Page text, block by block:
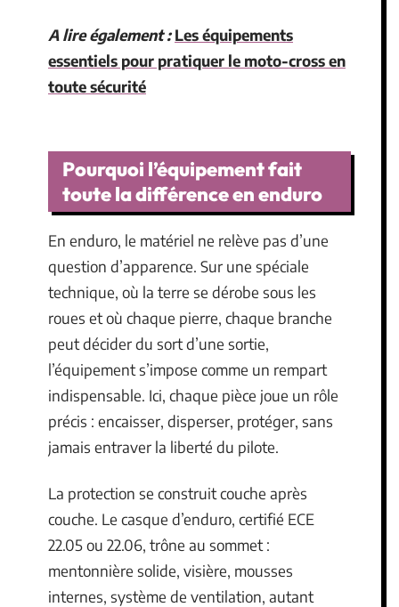
A lire également : Les équipements
essentiels pour pratiquer le moto-cross en
toute sécurité
Pourquoi l’équipement fait
toute la différence en enduro
En enduro, le matériel ne relève pas d’une
question d’apparence. Sur une spéciale
technique, où la terre se dérobe sous les
roues et où chaque pierre, chaque branche
peut décider du sort d’une sortie,
l’équipement s’impose comme un rempart
indispensable. Ici, chaque pièce joue un rôle
précis : encaisser, disperser, protéger, sans
jamais entraver la liberté du pilote.
La protection se construit couche après
couche. Le casque d’enduro, certifié ECE
22.05 ou 22.06, trône au sommet :
mentonnière solide, visière, mousses
internes, système de ventilation, autant